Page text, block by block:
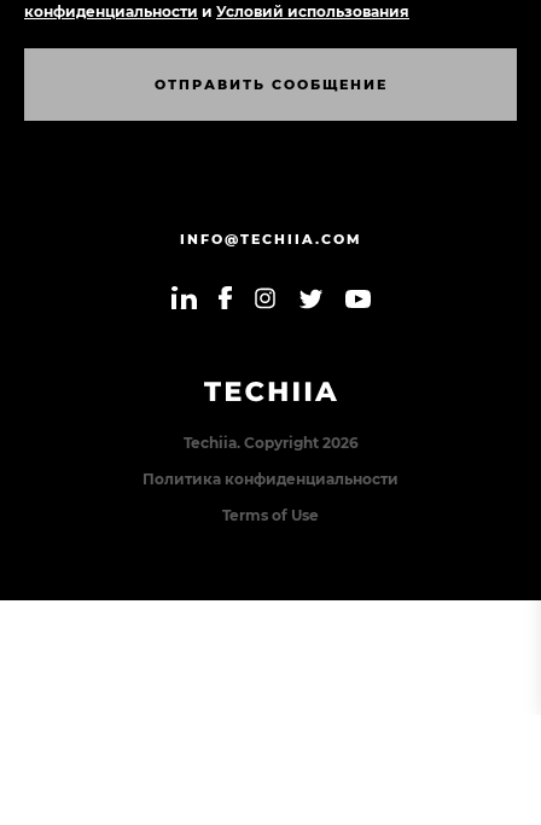
Techiia. Copyright 2026
Политика конфиденциальности
Terms of Use
конфиденциальности и Условий использования
ОТП РАВИТЬ СООБЩЕНИЕ
INFO@TECHIIA.COM